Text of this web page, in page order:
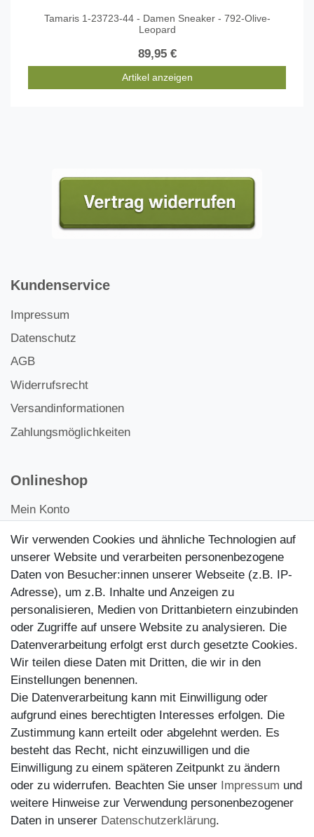
Tamaris 1-23723-44 - Damen Sneaker - 792-Olive-
Leopard
89,95 €
Artikel anzeigen
Kundenservice
Impressum
Datenschutz
AGB
Widerrufsrecht
Versandinformationen
Zahlungsmöglichkeiten
Onlineshop
Mein Konto
Kontakt
Kundenretouren
Reparaturservice
Zahlungsarten
Versand
Wir verwenden Cookies und ähnliche Technologien auf
unserer Website und verarbeiten personenbezogene
Daten von Besucher:innen unserer Webseite (z.B. IP-
Adresse), um z.B. Inhalte und Anzeigen zu
personalisieren, Medien von Drittanbietern einzubinden
oder Zugriffe auf unsere Website zu analysieren. Die
Datenverarbeitung erfolgt erst durch gesetzte Cookies.
Wir teilen diese Daten mit Dritten, die wir in den
Einstellungen benennen.
Die Datenverarbeitung kann mit Einwilligung oder
aufgrund eines berechtigten Interesses erfolgen. Die
Zustimmung kann erteilt oder abgelehnt werden. Es
besteht das Recht, nicht einzuwilligen und die
Einwilligung zu einem späteren Zeitpunkt zu ändern
oder zu widerrufen. Beachten Sie unser Impressum und
weitere Hinweise zur Verwendung personenbezogener
Daten in unserer Daten­schutz­erklärung.